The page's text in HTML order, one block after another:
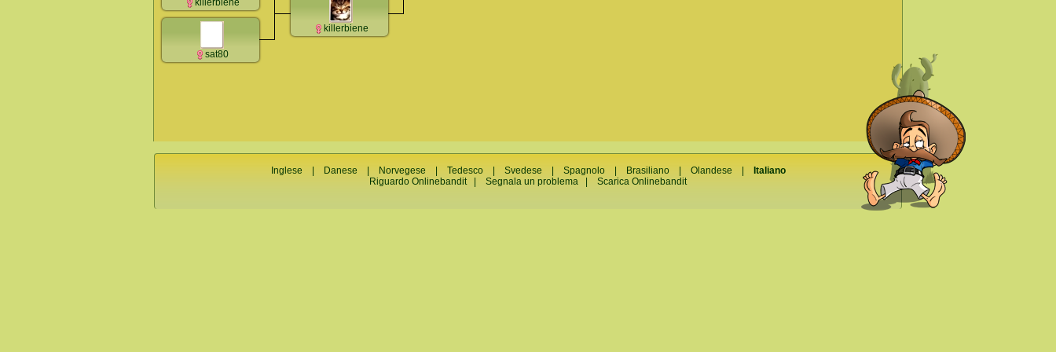
killerbiene
sat80
killerbiene
Inglese Danese Norvegese Tedesco| Svedese Spagnolo| Brasiliano| Olandese
Italiano
Riguardo Onlinebandit| Segnala un problema Scarica Onlinebandit